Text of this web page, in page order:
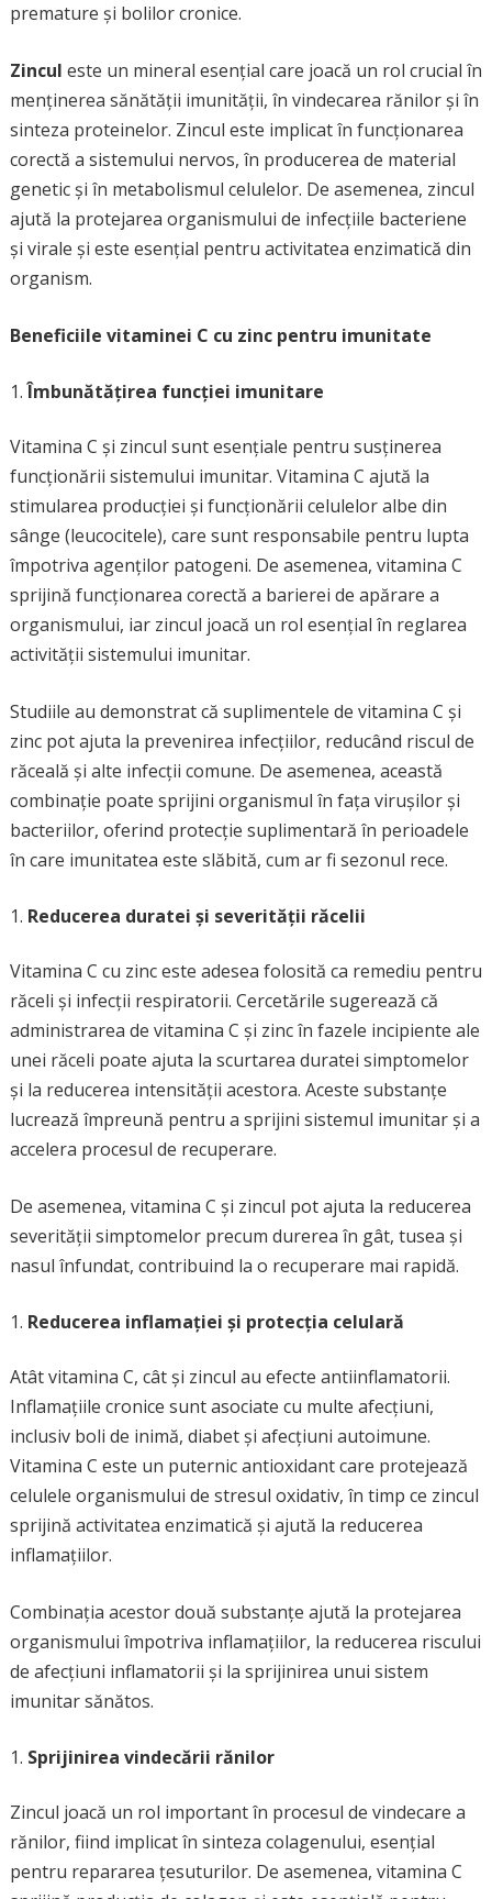
premature și bolilor cronice.
Zincul este un mineral esențial care joacă un rol crucial în
menținerea sănătății imunității, în vindecarea rănilor și în
sinteza proteinelor. Zincul este implicat în funcționarea
corectă a sistemului nervos, în producerea de material
genetic și în metabolismul celulelor. De asemenea, zincul
ajută la protejarea organismului de infecțiile bacteriene
și virale și este esențial pentru activitatea enzimatică din
organism.
Beneficiile vitaminei C cu zinc pentru imunitate
Îmbunătățirea funcției imunitare
Vitamina C și zincul sunt esențiale pentru susținerea
funcționării sistemului imunitar. Vitamina C ajută la
stimularea producției și funcționării celulelor albe din
sânge (leucocitele), care sunt responsabile pentru lupta
împotriva agenților patogeni. De asemenea, vitamina C
sprijină funcționarea corectă a barierei de apărare a
organismului, iar zincul joacă un rol esențial în reglarea
activității sistemului imunitar.
Studiile au demonstrat că suplimentele de vitamina C și
zinc pot ajuta la prevenirea infecțiilor, reducând riscul de
răceală și alte infecții comune. De asemenea, această
combinație poate sprijini organismul în fața virușilor și
bacteriilor, oferind protecție suplimentară în perioadele
în care imunitatea este slăbită, cum ar fi sezonul rece.
Reducerea duratei și severității răcelii
Vitamina C cu zinc este adesea folosită ca remediu pentru
răceli și infecții respiratorii. Cercetările sugerează că
administrarea de vitamina C și zinc în fazele incipiente ale
unei răceli poate ajuta la scurtarea duratei simptomelor
și la reducerea intensității acestora. Aceste substanțe
lucrează împreună pentru a sprijini sistemul imunitar și a
accelera procesul de recuperare.
De asemenea, vitamina C și zincul pot ajuta la reducerea
severității simptomelor precum durerea în gât, tusea și
nasul înfundat, contribuind la o recuperare mai rapidă.
Reducerea inflamației și protecția celulară
Atât vitamina C, cât și zincul au efecte antiinflamatorii.
Inflamațiile cronice sunt asociate cu multe afecțiuni,
inclusiv boli de inimă, diabet și afecțiuni autoimune.
Vitamina C este un puternic antioxidant care protejează
celulele organismului de stresul oxidativ, în timp ce zincul
sprijină activitatea enzimatică și ajută la reducerea
inflamațiilor.
Combinația acestor două substanțe ajută la protejarea
organismului împotriva inflamațiilor, la reducerea riscului
de afecțiuni inflamatorii și la sprijinirea unui sistem
imunitar sănătos.
Sprijinirea vindecării rănilor
Zincul joacă un rol important în procesul de vindecare a
rănilor, fiind implicat în sinteza colagenului, esențial
pentru repararea țesuturilor. De asemenea, vitamina C